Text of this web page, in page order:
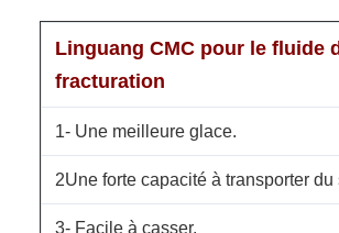
Linguang CMC pour le fluide
fracturation
1- Une meilleure glace.
2Une forte capacité à transporter du
3- Facile à casser.